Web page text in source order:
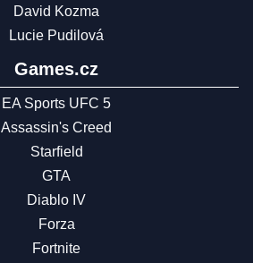
David Kozma
Lucie Pudilová
Games.cz
EA Sports UFC 5
Assassin's Creed
Starfield
GTA
Diablo IV
Forza
Fortnite